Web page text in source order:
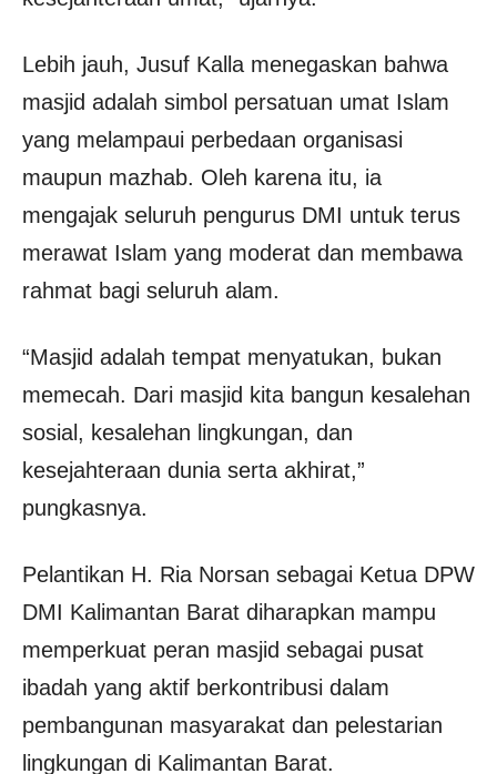
Lebih jauh, Jusuf Kalla menegaskan bahwa
masjid adalah simbol persatuan umat Islam
yang melampaui perbedaan organisasi
maupun mazhab. Oleh karena itu, ia
mengajak seluruh pengurus DMI untuk terus
merawat Islam yang moderat dan membawa
rahmat bagi seluruh alam.
“Masjid adalah tempat menyatukan, bukan
memecah. Dari masjid kita bangun kesalehan
sosial, kesalehan lingkungan, dan
kesejahteraan dunia serta akhirat,”
pungkasnya.
Pelantikan H. Ria Norsan sebagai Ketua DPW
DMI Kalimantan Barat diharapkan mampu
memperkuat peran masjid sebagai pusat
ibadah yang aktif berkontribusi dalam
pembangunan masyarakat dan pelestarian
lingkungan di Kalimantan Barat.